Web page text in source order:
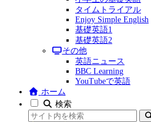
タイムトライアル
Enjoy Simple English
基礎英語1
基礎英語2
その他
英語ニュース
BBC Learning
YouTubeで英語
ホーム
検索